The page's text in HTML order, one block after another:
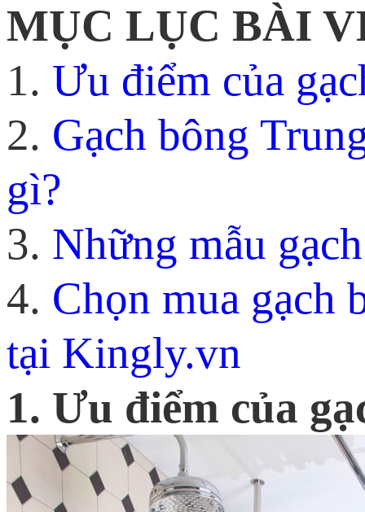
MỤC LỤC BÀI
1. Ưu điểm của
2. Gạch bông
gì?
3. Những mẫu
4. Chọn mua gạch
tại Kingly.vn
1. Ưu điểm của